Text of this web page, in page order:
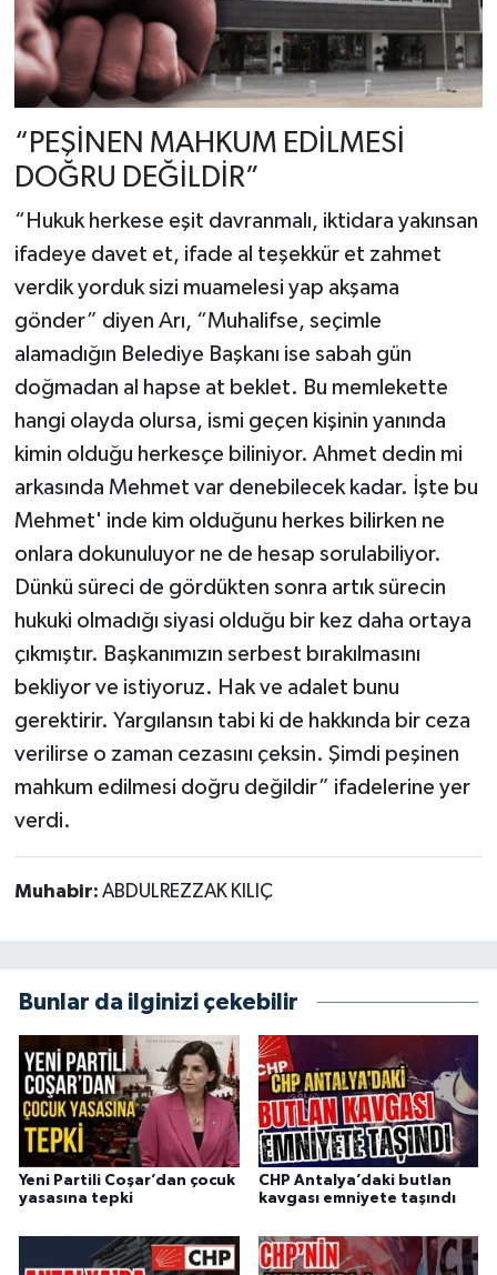
“PEŞİNEN MAHKUM EDİLMESİ
DOĞRU DEĞİLDİR”
“Hukuk herkese eşit davranmalı, iktidara yakınsan
ifadeye davet et, ifade al teşekkür et zahmet
verdik yorduk sizi muamelesi yap akşama
gönder” diyen Arı, “Muhalifse, seçimle
alamadığın Belediye Başkanı ise sabah gün
doğmadan al hapse at beklet. Bu memlekette
hangi olayda olursa, ismi geçen kişinin yanında
kimin olduğu herkesçe biliniyor. Ahmet dedin mi
arkasında Mehmet var denebilecek kadar. İşte bu
Mehmet' inde kim olduğunu herkes bilirken ne
onlara dokunuluyor ne de hesap sorulabiliyor.
Dünkü süreci de gördükten sonra artık sürecin
hukuki olmadığı siyasi olduğu bir kez daha ortaya
çıkmıştır. Başkanımızın serbest bırakılmasını
bekliyor ve istiyoruz. Hak ve adalet bunu
gerektirir. Yargılansın tabi ki de hakkında bir ceza
verilirse o zaman cezasını çeksin. Şimdi peşinen
mahkum edilmesi doğru değildir” ifadelerine yer
verdi.
Muhabir: ABDULREZZAK KILIÇ
Bunlar da ilginizi çekebilir
Yeni Partili Coşar’dan çocuk
yasasına tepki
CHP Antalya’daki butlan
kavgası emniyete taşındı